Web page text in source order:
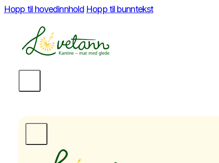
Hopp til hovedinnhold Hopp til bunntekst